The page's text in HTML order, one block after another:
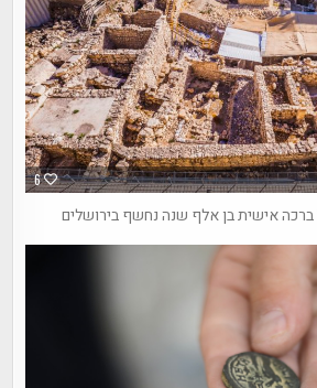
6
אישית בן אלף שנה נחשף בירושלים